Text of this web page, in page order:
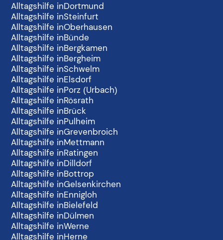
Alltagshilfe inDortmund
Alltagshilfe inSteinfurt
Alltagshilfe inOberhausen
Alltagshilfe inBünde
Alltagshilfe inBergkamen
Alltagshilfe inBergheim
Alltagshilfe inSchwelm
Alltagshilfe inElsdorf
Alltagshilfe inPorz (Urbach)
Alltagshilfe inRösrath
Alltagshilfe inBrück
Alltagshilfe inPulheim
Alltagshilfe inGrevenbroich
Alltagshilfe inMettmann
Alltagshilfe inRatingen
Alltagshilfe inDilldorf
Alltagshilfe inBottrop
Alltagshilfe inGelsenkirchen
Alltagshilfe inEnnigloh
Alltagshilfe inBielefeld
Alltagshilfe inDülmen
Alltagshilfe inWerne
Alltagshilfe inHerne